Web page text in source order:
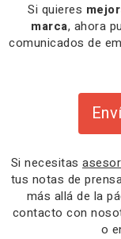
Si quieres
marca, ahora
comunicados de
Si necesitas
tus notas de
más allá de la
contacto con
o